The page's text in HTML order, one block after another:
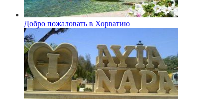
Добро пожаловать в Хорватию